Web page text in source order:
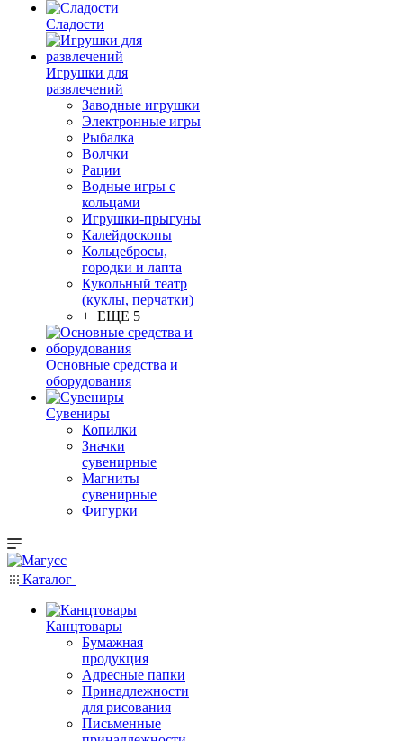
Сладости
Игрушки для
развлечений
Заводные игрушки
Электронные игры
Рыбалка
Волчки
Рации
Водные игры с
кольцами
Игрушки-прыгуны
Калейдоскопы
Кольцебросы,
городки и лапта
Кукольный театр
(куклы, перчатки)
+ ЕЩЕ 5
Основные средства и
оборудования
Сувениры
Копилки
Значки
сувенирные
Магниты
сувенирные
Фигурки
Каталог
Канцтовары
Бумажная
продукция
Адресные папки
Принадлежности
для рисования
Письменные